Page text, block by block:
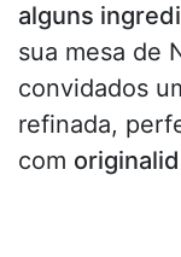
alguns
sua mesa de
convidados
refinada,
com